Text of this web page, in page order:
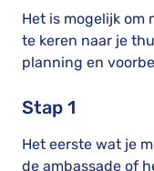
Het is mogelijk om
te keren naar je
planning en
Stap 1
Het eerste wat je
de ambassade of